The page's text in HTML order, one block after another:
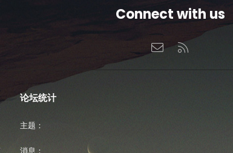
Connect with us
联系我们
论坛统计
主题
消息